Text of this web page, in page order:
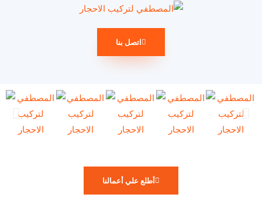
اتصل بنا
أطلع علي أعمالنا